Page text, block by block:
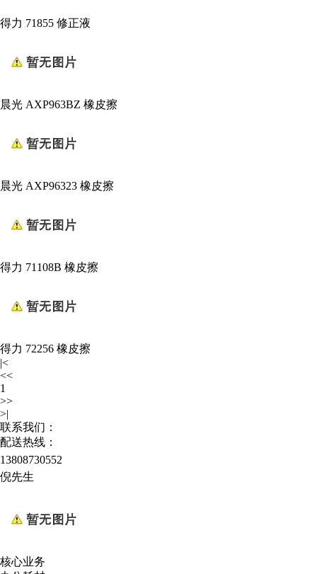
得力 71855 修正液
晨光 AXP963BZ 橡皮擦
晨光 AXP96323 橡皮擦
得力 71108B 橡皮擦
得力 72256 橡皮擦
|<
<<
1
>>
>|
联系我们：
配送热线：
13808730552
倪先生
核心业务